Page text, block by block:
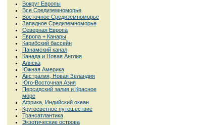
Вокруг Европы
Все Средиземноморье
Восточное Средиземноморье
Западное Средиземноморье
Северная Европа
Европа + Канары
Карибский бассейн
Панамский канал
Канада и Новая Англия
Аляска
Южная Америка
Австралия, Новая Зеландия
Юго-Восточная Азия
Персидский залив и Красное
море
Африка, Индийский океан
Кругосветное путешествие
Трансатлантика
Экзотические острова